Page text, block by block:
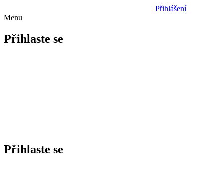
Přihlášení
Menu
Přihlaste se
Přihlaste se